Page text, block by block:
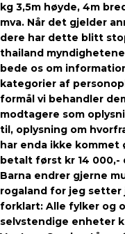
kg 3,5m høyde, 4m
mva. Når det gjelder
dere har dette blitt
thailand
bede os om
kategorier af
formål vi behandler
modtagere som
til, oplysning om
har enda ikke
betalt først kr 14 000,-
Barna endrer gjerne
rogaland for jeg setter
forklart: Alle fylker og
selvstendige enheter